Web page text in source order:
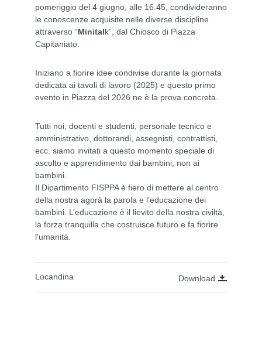
pomeriggio del 4 giugno, alle 16.45, condivideranno
le conoscenze acquisite nelle diverse discipline
attraverso “Minitalk”, dal Chiosco di Piazza
Capitaniato.
Iniziano a fiorire idee condivise durante la giornata
dedicata ai tavoli di lavoro (2025) e questo primo
evento in Piazza del 2026 ne è la prova concreta.
Tutti noi, docenti e studenti, personale tecnico e
amministrativo, dottorandi, assegnisti, contrattisti,
ecc. siamo invitati a questo momento speciale di
ascolto e apprendimento dai bambini, non ai
bambini.
Il Dipartimento FISPPA è fiero di mettere al centro
della nostra agorà la parola e l’educazione dei
bambini. L’educazione è il lievito della nostra civiltà,
la forza tranquilla che costruisce futuro e fa fiorire
l'umanità.
Locandina Download